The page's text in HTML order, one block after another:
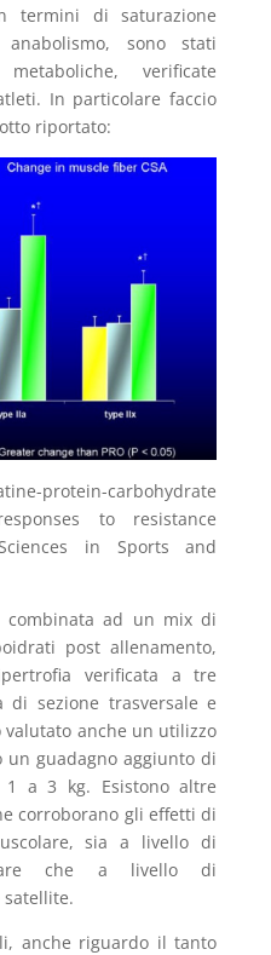
termini di saturazione
sono stati
verificate
In particolare faccio
riportato:
protein-carbohydrate
to resistance
in Sports and
combinata ad un mix di
post allenamento,
verificata a tre
di sezione trasversale e
anche un utilizzo
guadagno aggiunto di
a 3 kg. Esistono altre
corroborano gli effetti di
sia a livello di
che a livello di
anche riguardo il tanto